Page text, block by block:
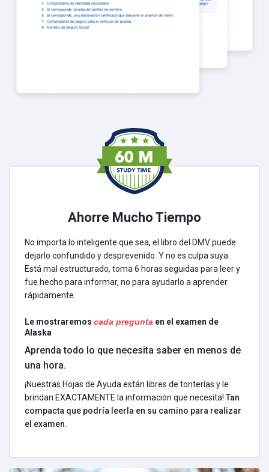
Ahorre Mucho Tiempo
No importa lo inteligente que sea, el libro del DMV puede
dejarlo confundido y desprevenido. Y no es culpa suya.
Está mal estructurado, toma 6 horas seguidas para leer y
fue hecho para informar, no para ayudarlo a aprender
rápidamente.
Le mostraremos cada pregunta en el examen de
Alaska
Aprenda todo lo que necesita saber en menos de
una hora.
¡Nuestras Hojas de Ayuda están libres de tonterías y le
brindan EXACTAMENTE la información que necesita! Tan
compacta que podría leerla en su camino para realizar
el examen.